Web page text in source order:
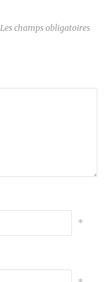
Les champs obligatoires
*